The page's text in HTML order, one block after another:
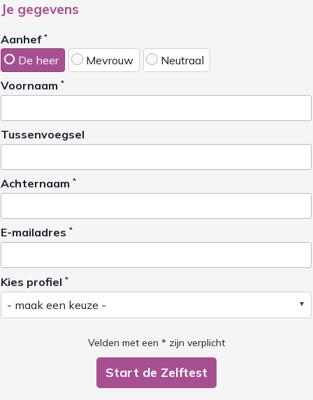
Je gegevens
Aanhef *
De heer Mevrouw
Neutraal
Voornaam *
Tussenvoegsel
Achternaam *
E-mailadres *
Kies profiel *
- maak een keuze -
Velden met een * zijn verplicht